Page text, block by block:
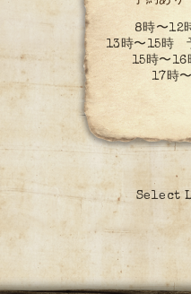
8時〜12
13時〜15時
15時〜
17時
Select